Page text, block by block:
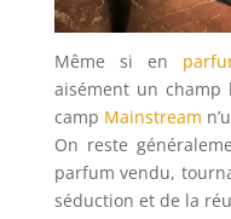
Même si en
aisément un champ
camp Mainstream
On reste
parfum vendu,
séduction et de la